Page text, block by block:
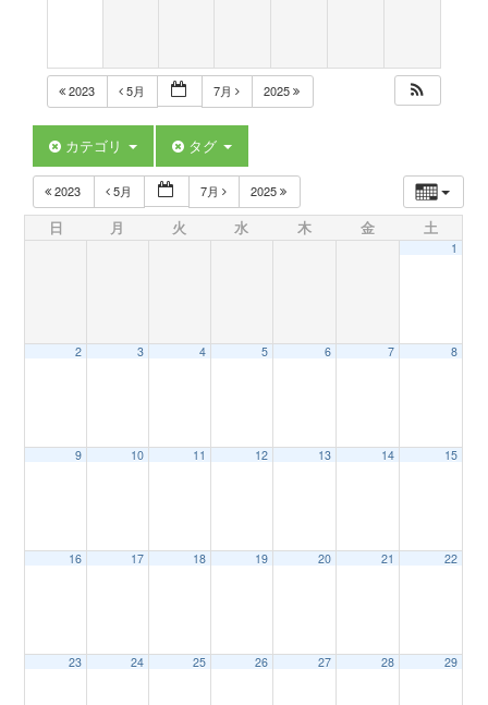
o
2023 5月 7月 2025
カテゴリ タグ
2023 5月 7月 2025
日 月 火 水 木 金 土
1
2 3 4 5 6 7 8
9 10 11 12 13 14 15
16 17 18 19 20 21 22
23 24 25 26 27 28 29